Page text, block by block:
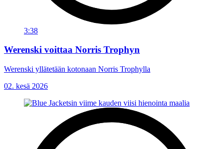
3:38
Werenski voittaa Norris Trophyn
Werenski yllätetään kotonaan Norris Trophylla
02. kesä 2026